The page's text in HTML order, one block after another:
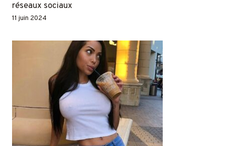
réseaux sociaux
11 juin 2024